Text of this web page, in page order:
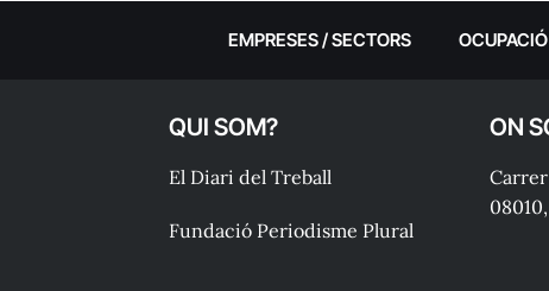
EMPRESES / SECTORS OCUPACIÓ
QUI SOM?
El Diari del Treball
Fundació Periodisme Plural
ON